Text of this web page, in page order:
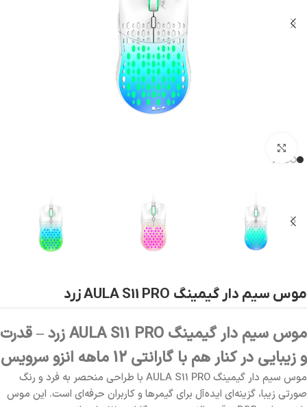
موس سیم دار گیمینگ AULA S11 PRO زرد
موس سیم دار گیمینگ AULA S11 PRO زرد – قدرت
و زیبایی در کنار هم با گارانتی 12 ماهه انزو سرویس
موس سیم دار گیمینگ AULA S11 PRO با طراحی منحصر به فرد و رنگ
صورتی زیبا، گزینه‌ای ایده‌آل برای گیمرها و کاربران حرفه‌ای است. این موس